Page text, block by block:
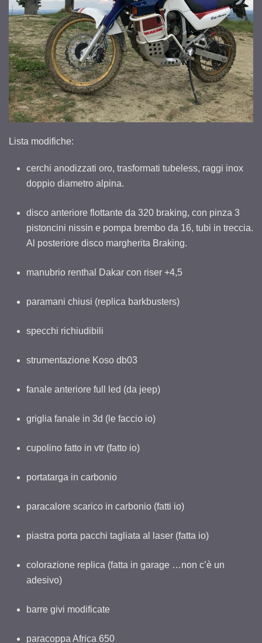
Lista modifiche:
cerchi anodizzati oro, trasformati tubeless, raggi inox
doppio diametro alpina.
disco anteriore flottante da 320 braking, con pinza 3
pistoncini nissin e pompa brembo da 16, tubi in treccia.
Al posteriore disco margherita Braking.
manubrio renthal Dakar con riser +4,5
paramani chiusi (replica barkbusters)
specchi richiudibili
strumentazione Koso db03
fanale anteriore full led (da jeep)
griglia fanale in 3d (le faccio io)
cupolino fatto in vtr (fatto io)
portatarga in carbonio
paracalore scarico in carbonio (fatti io)
piastra porta pacchi tagliata al laser (fatta io)
colorazione replica (fatta in garage …non c’è un
adesivo)
barre givi modificate
paracoppa Africa 650